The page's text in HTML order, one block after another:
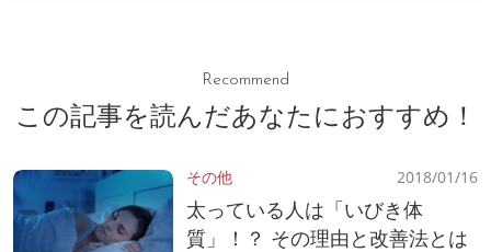
Recommend
この記事を読んだあなたにおすすめ！
その他 2018/01/16
太っている人は「いびき体
質」！？ その理由と改善法とは